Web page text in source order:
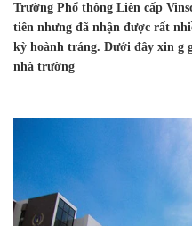
Trường Phổ thông Liên cấp
tiên nhưng đã nhận được rất
kỳ hoành tráng. Dưới đây xin g
nhà trường